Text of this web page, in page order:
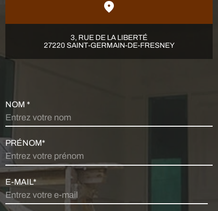
3, RUE DE LA LIBERTÉ
27220 SAINT-GERMAIN-DE-FRESNEY
NOM *
PRÉNOM*
E-MAIL*